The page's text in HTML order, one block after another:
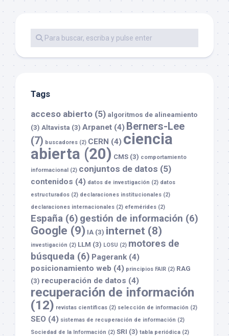
Tags
acceso abierto (5) algoritmos de alineamiento
(3) Altavista (3) Arpanet (4) Berners-Lee
(7) buscadores (2) CERN (4) ciencia
abierta (20) CMS (3) comportamiento
informacional (2) conjuntos de datos (5)
contenidos (4) datos de investigación (2) datos
estructurados (2) declaraciones institucionales (2)
declaraciones internacionales (2) efemérides (2)
España (6) gestión de información (6)
Google (9) IA (3) internet (8)
investigación (2) LLM (3) LOSU (2) motores de
búsqueda (6) Pagerank(4)
posicionamiento web (4) principios FAIR (2) RAG
(3) recuperación de datos (4)
recuperación de información
(12) revistas científicas (2) selección de información (2)
SEO (4) sistemas de recuperación de información (2)
Sociedad de la Información (2) SRI (3) tabla periódica (2)